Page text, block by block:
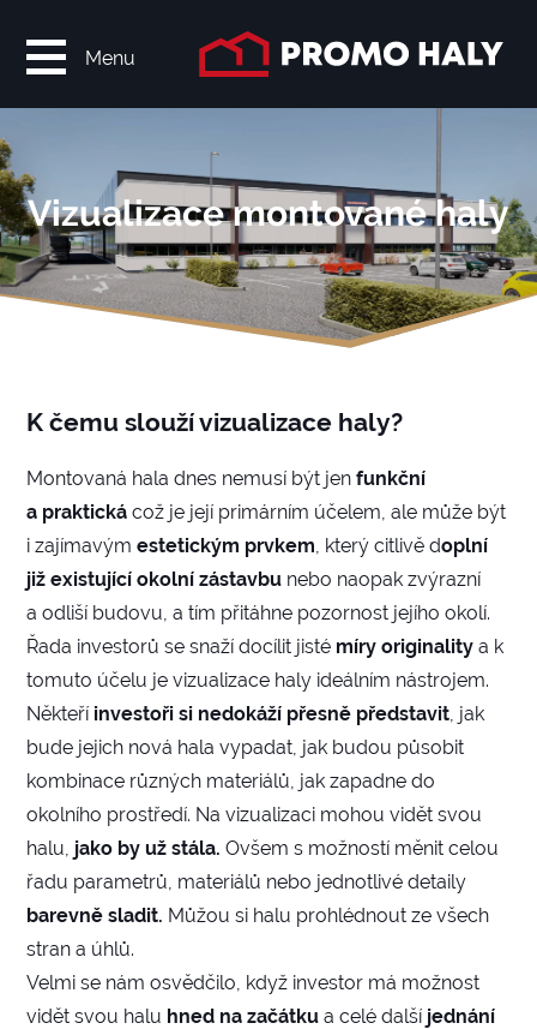
Vizualizace montované haly
K čemu slouží vizualizace haly?
Montovaná hala dnes nemusí být jen funkční
a praktická což je její primárním účelem, ale může být
i zajímavým estetickým prvkem, který citlivě doplní
již existující okolní zástavbu nebo naopak zvýrazní
a odliší budovu, a tím přitáhne pozornost jejího okolí.
Řada investorů se snaží docílit jisté míry originality a k
tomuto účelu je vizualizace haly ideálním nástrojem.
Někteří investoři si nedokáží přesně představit, jak
bude jejich nová hala vypadat, jak budou působit
kombinace různých materiálů, jak zapadne do
okolního prostředí. Na vizualizaci mohou vidět svou
halu, jako by už stála. Ovšem s možností měnit celou
řadu parametrů, materiálů nebo jednotlivé detaily
barevně sladit. Můžou si halu prohlédnout ze všech
stran a úhlů.
Velmi se nám osvědčilo, když investor má možnost
vidět svou halu hned na začátku a celé další jednání
Menu